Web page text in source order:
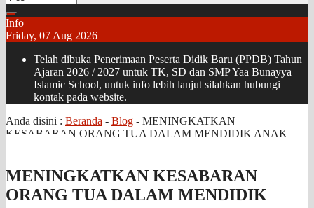
Info
Friday, 07 Aug 2026
Telah dibuka Penerimaan Peserta Didik Baru (PPDB) Tahun
Ajaran 2026 / 2027 untuk TK, SD dan SMP Yaa Bunayya
Islamic School, untuk info lebih lanjut silahkan hubungi
kontak pada website.
Anda disini : Beranda - Blog - MENINGKATKAN
KESABARAN ORANG TUA DALAM MENDIDIK ANAK
MENINGKATKAN KESABARAN
ORANG TUA DALAM MENDIDIK